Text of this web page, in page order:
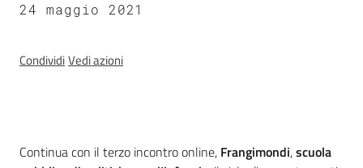
Assemblea
Argomenti
24 maggio 2021
CondividiVedi azioni
Introduzione
Continua con il terzo incontro online, Frangimondi,scuola